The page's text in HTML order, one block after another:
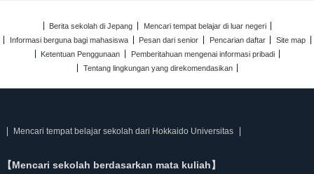
Berita sekolah di Jepang
Mencari tempat belajar di luar negeri
Informasi berguna bagi mahasiswa
Pesan dari senior Pencarian daftar
Site map
Ketentuan Penggunaan
Pemberitahuan mengenai informasi pribadi
Tentang lingkungan yang direkomendasikan
Mencari tempat belajar sekolah dari Hokkaido Universitas
【Mencari sekolah berdasarkan mata kuliah】